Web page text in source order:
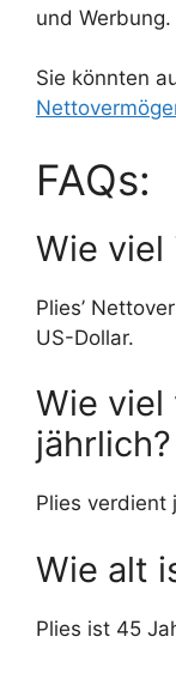
und Werbung.
Sie könnten
FAQs:
Wie viel
Plies’
US-Dollar.
Wie viel
jährlich?
Plies verdient
Wie alt
Plies ist 45